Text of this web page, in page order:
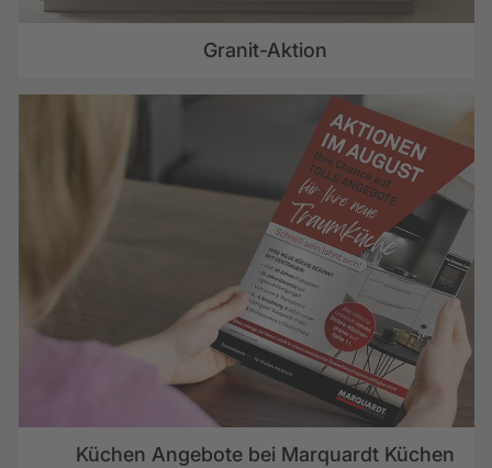
Granit-Aktion
Küchen Angebote bei Marquardt Küchen